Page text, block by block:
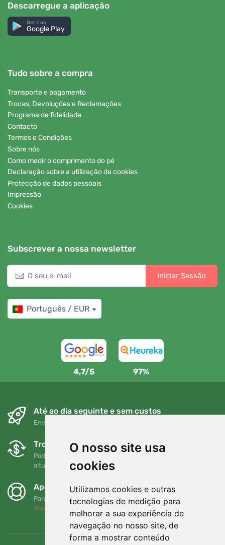
O nosso site usa
cookies
Utilizamos cookies e outras
tecnologias de medição para
melhorar a sua experiência de
navegação no nosso site, de
forma a mostrar conteúdo
Descarregue a aplicação
Get it on
Google Play
Tudo sobre a compra
Transporte e pagamento
Trocas, Devoluções e Reclamações
Programa de fidelidade
Contacto
Termos e Condições
Sobre nós
Como medir o comprimento do pé
Declaração sobre a utilização de cookies
Protecção de dados pessoais
Impressão
Cookies
Subscrever a nossa newsletter
Iniciar Sessão
Português / EUR
4,7/5 97%
Até ao dia seguinte e sem custos
Envio gratuito para encomendas superiores a 80 EUR
Trocas e devoluções gratuitas
Pode devolver ou trocar a sua encomenda em qualquer
altura no prazo de 90 dias
Apoiamos a Trees.org
Para cada encomenda plantamos uma árvore! Leia mais
Sobre nós